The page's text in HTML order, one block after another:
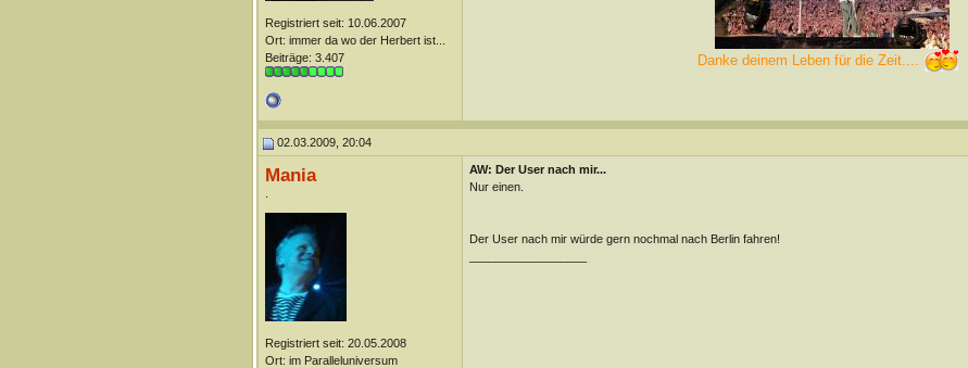
Registriert seit: 10.06.2007
Ort: immer da wo der Herbert ist...
Beiträge: 3.407
Danke deinem Leben für die Zeit....
02.03.2009, 20:04
Mania
Registriert seit: 20.05.2008
Ort: im Paralleluniversum
AW: Der User nach mir...
Nur einen.
Der User nach mir würde gern nochmal nach Berlin fahren!